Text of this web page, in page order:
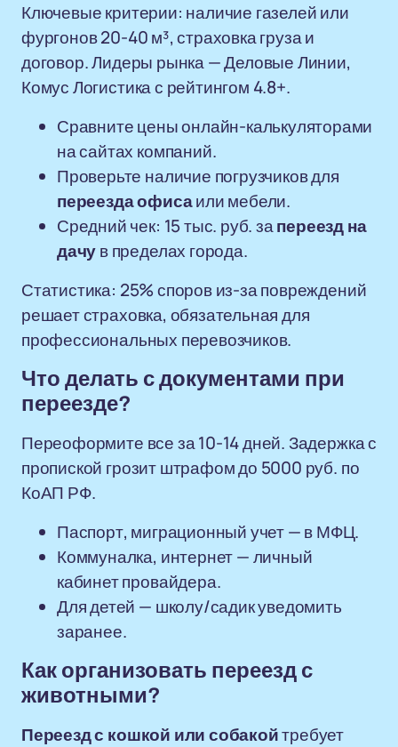
Ключевые критерии: наличие газелей или
фургонов 20-40 м³, страховка груза и
договор. Лидеры рынка — Деловые Линии,
Комус Логистика с рейтингом 4.8+.
Сравните цены онлайн-калькуляторами
на сайтах компаний.
Проверьте наличие погрузчиков для
переезда офисаили мебели.
Средний чек: 15 тыс. руб. запереезд на
дачув пределах города.
Статистика: 25% споров из-за повреждений
решает страховка, обязательная для
профессиональных перевозчиков.
Что делать с документами при
переезде?
Переоформите все за 10-14 дней. Задержка с
пропиской грозит штрафом до 5000 руб. по
КоАП РФ.
Паспорт, миграционный учет — в МФЦ.
Коммуналка, интернет — личный
кабинет провайдера.
Для детей — школу/садик уведомить
заранее.
Как организовать переезд с
животными?
Переезд с кошкой или собакойтребует